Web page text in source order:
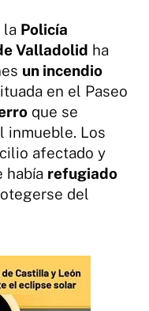
la Policía
Valladolid ha
un incendio
en el Paseo
que se
inmueble. Los
afectado y
había refugiado
del